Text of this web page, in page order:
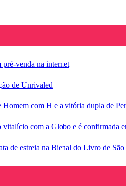
pré-venda na internet
de Unrivaled
Homem com H e a vitória dupla de
vitalício com a Globo e é confirmada
de estreia na Bienal do Livro de São